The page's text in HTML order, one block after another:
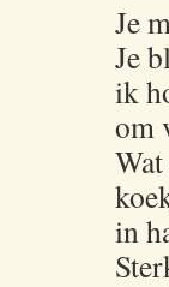
Je
Je
ik
om
in